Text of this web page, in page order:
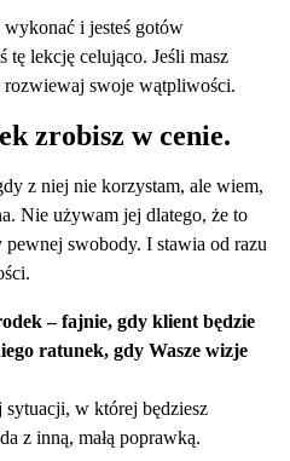
wykonać i jesteś gotów
tę lekcję celująco. Jeśli masz
rozwiewaj swoje wątpliwości.
zrobisz w cenie.
z niej nie korzystam, ale wiem,
Nie używam jej dlatego, że to
swobody. I stawia od razu
– fajnie, gdy klient będzie
ratunek, gdy Wasze wizje
w której będziesz
z inną, małą poprawką.